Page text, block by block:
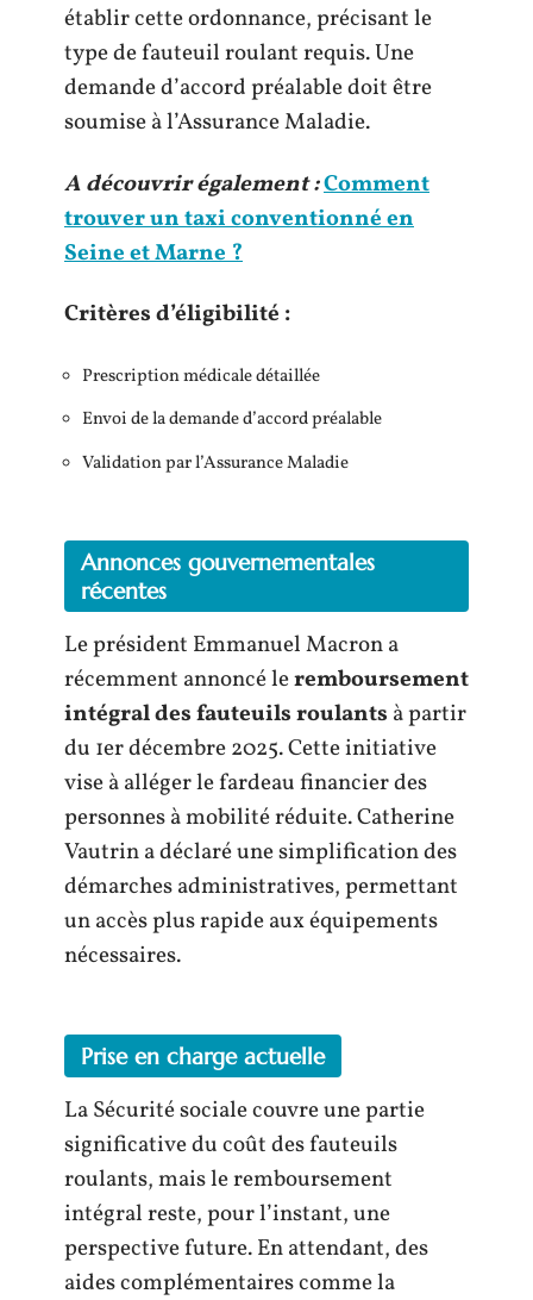
établir cette ordonnance, précisant le
type de fauteuil roulant requis. Une
demande d’accord préalable doit être
soumise à l’Assurance Maladie.
A découvrir également :Comment
trouver un taxi conventionné en
Seine et Marne ?
Critères d’éligibilité :
Prescription médicale détaillée
Envoi de la demande d’accord préalable
Validation par l’Assurance Maladie
Annonces gouvernementales
récentes
Le président Emmanuel Macron a
récemment annoncé leremboursement
intégral des fauteuils roulants à partir
du 1er décembre 2025. Cette initiative
vise à alléger le fardeau financier des
personnes à mobilité réduite. Catherine
Vautrin a déclaré une simplification des
démarches administratives, permettant
un accès plus rapide aux équipements
nécessaires.
Prise en charge actuelle
La Sécurité sociale couvre une partie
significative du coût des fauteuils
roulants, mais le remboursement
intégral reste, pour l’instant, une
perspective future. En attendant, des
aides complémentaires comme la